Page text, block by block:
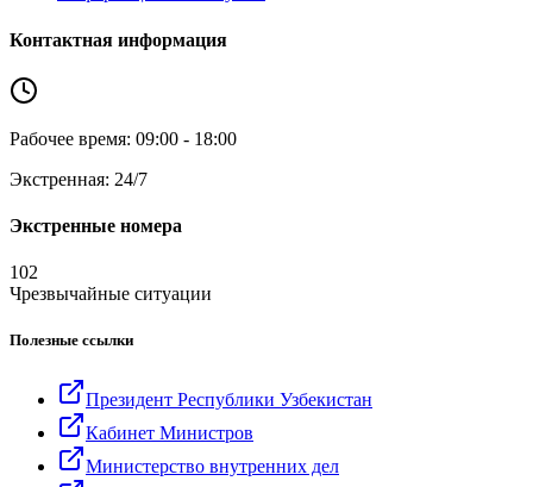
Контактная информация
Рабочее время: 09:00 - 18:00
Экстренная: 24/7
Экстренные номера
102
Чрезвычайные ситуации
Полезные ссылки
Президент Республики Узбекистан
Кабинет Министров
Министерство внутренних дел